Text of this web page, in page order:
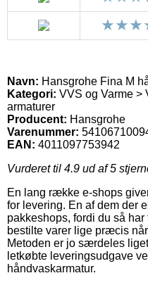
Navn: Hansgrohe Fina M
Kategori: VVS og Varme >
armaturer
Producent: Hansgrohe
Varenummer:
EAN: 4011097753942
Vurderet til 4.9 ud af 5
En lang række e-shops
for levering. En af dem der
pakkeshops, fordi du så
bestilte varer lige præcis
Metoden er jo særdeles
letkøbte leveringsudgave
håndvaskarmatur.